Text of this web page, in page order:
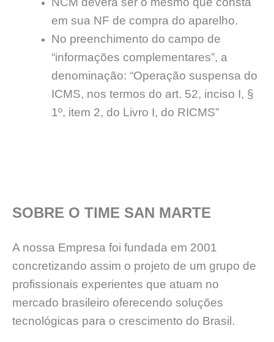
em sua NF de compra do aparelho.
No preenchimento do campo de
“informações complementares”, a
denominação: “Operação suspensa do
ICMS, nos termos do art. 52, inciso I, §
1º, item 2, do Livro I, do RICMS”
SOBRE O TIME SAN MARTE
A nossa Empresa foi fundada em 2001
concretizando assim o projeto de um grupo de
profissionais experientes que atuam no
mercado brasileiro oferecendo soluções
tecnológicas para o crescimento do Brasil.